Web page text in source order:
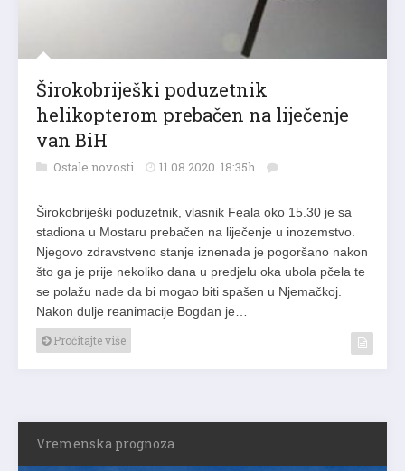
Širokobriješki poduzetnik
helikopterom prebačen na liječenje
van BiH
Ostale novosti 11.08.2020. 18:35h
Širokobriješki poduzetnik, vlasnik Feala oko 15.30 je sa
stadiona u Mostaru prebačen na liječenje u inozemstvo.
Njegovo zdravstveno stanje iznenada je pogoršano nakon
što ga je prije nekoliko dana u predjelu oka ubola pčela te
se polažu nade da bi mogao biti spašen u Njemačkoj.
Nakon dulje reanimacije Bogdan je…
Pročitajte više
Vremenska prognoza